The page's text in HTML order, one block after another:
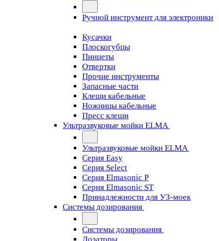
Ручной инструмент для электроники
Кусачки
Плоскогубцы
Пинцеты
Отвертки
Прочие инструменты
Запасные части
Клещи кабельные
Ножницы кабельные
Пресс клещи
Ультразвуковые мойки ELMA
Ультразвуковые мойки ELMA
Серия Easy
Серия Select
Серия Elmasonic P
Серия Elmasonic ST
Принадлежности для УЗ-моек
Системы дозирования
Системы дозирования
Дозаторы